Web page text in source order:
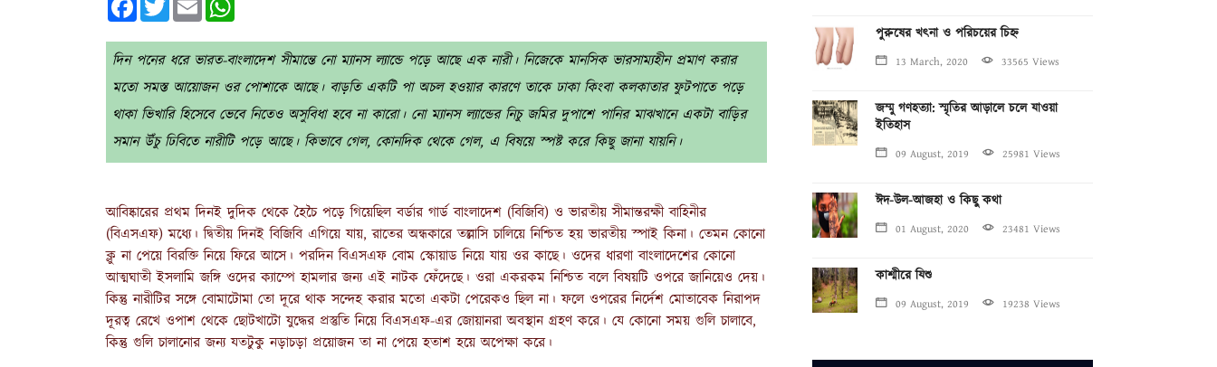
দিন পনের ধরে ভারত-বাংলাদেশ সীমান্তে নো ম্যানস ল্যান্ডে পড়ে আছে এক নারী। নিজেকে মানসিক ভারসাম্যহীন প্রমাণ করার
মতো সমস্ত আয়োজন ওর পোশাকে আছে। বাড়তি একটি পা অচল হওয়ার কারণে তাকে ঢাকা কিংবা কলকাতার ফুটপাতে পড়ে
থাকা ভিখারি হিসেবে ভেবে নিতেও অসুবিধা হবে না কারো। নো ম্যানস ল্যান্ডের নিচু জমির দুপাশে পানির মাঝখানে একটা বাড়ির
সমান উঁচু ঢিবিতে নারীটি পড়ে আছে। কিভাবে গেল, কোনদিক থেকে গেল, এ বিষয়ে স্পষ্ট করে কিছু জানা যায়নি।
আবিষ্কারের প্রথম দিনই দুদিক থেকে হৈচৈ পড়ে গিয়েছিল বর্ডার গার্ড বাংলাদেশ (বিজিবি) ও ভারতীয় সীমান্তরক্ষী বাহিনীর
(বিএসএফ) মধ্যে। দ্বিতীয় দিনই বিজিবি এগিয়ে যায়, রাতের অন্ধকারে তল্লাসি চালিয়ে নিশ্চিত হয় ভারতীয় স্পাই কিনা। তেমন কোনো
ক্লু না পেয়ে বিরক্তি নিয়ে ফিরে আসে। পরদিন বিএসএফ বোম স্কোয়াড নিয়ে যায় ওর কাছে। ওদের ধারণা বাংলাদেশের কোনো
আত্মঘাতী ইসলামি জঙ্গি ওদের ক্যাম্পে হামলার জন্য এই নাটক ফেঁদেছে। ওরা একরকম নিশ্চিত বলে বিষয়টি ওপরে জানিয়েও দেয়।
কিন্তু নারীটির সঙ্গে বোমাটোমা তো দূরে থাক সন্দেহ করার মতো একটা পেরেকও ছিল না। ফলে ওপরের নির্দেশ মোতাবেক নিরাপদ
দূরত্ব রেখে ওপাশ থেকে ছোটখাটো যুদ্ধের প্রস্তুতি নিয়ে বিএসএফ-এর জোয়ানরা অবস্থান গ্রহণ করে। যে কোনো সময় গুলি চালাবে,
কিন্তু গুলি চালানোর জন্য যতটুকু নড়াচড়া প্রয়োজন তা না পেয়ে হতাশ হয়ে অপেক্ষা করে।
পুরুষের খৎনা ও পরিচয়ের চিহ্ন
13 March, 2020 33565 Views
জম্মু গণহত্যা: স্মৃতির আড়ালে চলে যাওয়া
ইতিহাস
09 August, 2019 25981 Views
ঈদ-উল-আজহা ও কিছু কথা
01 August, 2020 23481 Views
কাশ্মীরে যিশু
09 August, 2019 19238 Views